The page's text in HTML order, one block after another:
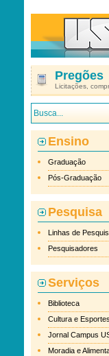
Pregões
Licitações,
Ensino
Graduação
Pós-Graduação
Pesquisa
Linhas de
Pesquisadores
Serviços
Biblioteca
Cultura e Esportes
Jornal Campus
Moradia e